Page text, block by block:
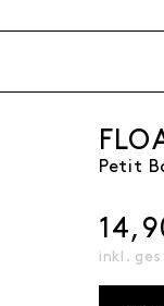
Petit
inkl.